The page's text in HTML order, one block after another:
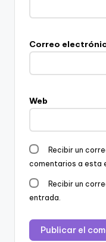
Correo
Web
Recibir un
comentarios a esta
Recibir un
entrada.